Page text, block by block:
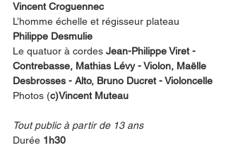
Vincent Croguennec
L’homme échelle et régisseur plateau
Philippe Desmulie
Le quatuor à cordes Jean-Philippe Viret -
Contrebasse, Mathias Lévy - Violon, Maëlle
Desbrosses - Alto, Bruno Ducret - Violoncelle
Photos (c)Vincent Muteau
Tout public à partir de 13 ans
Durée 1h30